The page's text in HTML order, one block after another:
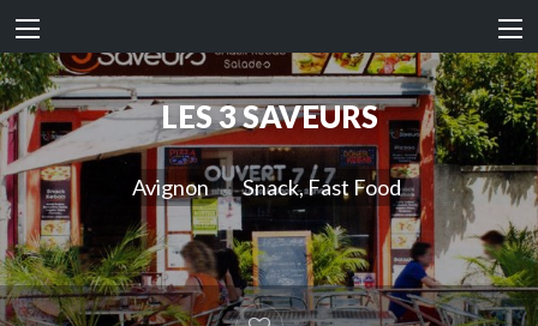
LES 3 SAVEURS
Avignon Snack, Fast Food